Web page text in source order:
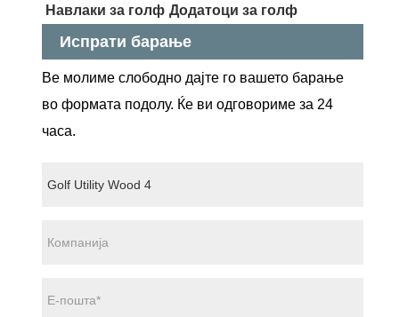
Навлаки за голф Додатоци за голф
Испрати барање
Ве молиме слободно дајте го вашето барање
во формата подолу. Ќе ви одговориме за 24
часа.